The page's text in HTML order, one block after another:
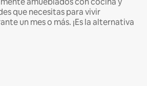
que necesitas para vivir
un mes o más. ¡Es la alternativa